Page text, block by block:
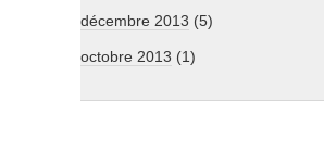
décembre 2013 (5)
octobre 2013 (1)